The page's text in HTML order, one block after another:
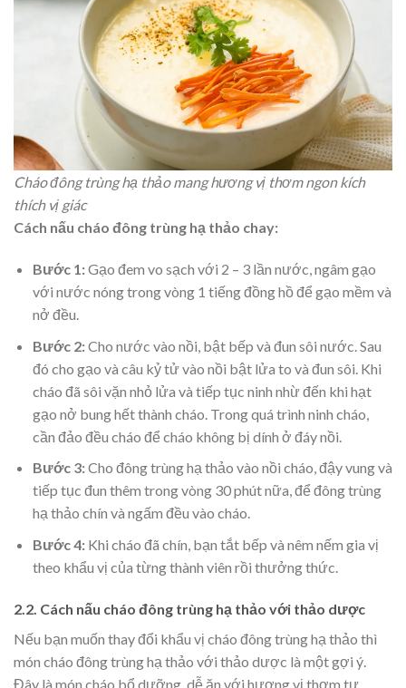
Cháo đông trùng hạ thảo mang hương vị thơm ngon kích
thích vị giác
Cách nấu cháo đông trùng hạ thảo chay:
Bước 1:Gạo đem vo sạch với 2 – 3 lần nước, ngâm gạo
với nước nóng trong vòng 1 tiếng đồng hồ để gạo mềm và
nở đều.
Bước 2:Cho nước vào nồi, bật bếp và đun sôi nước. Sau
đó cho gạo và câu kỷ tử vào nồi bật lửa to và đun sôi. Khi
cháo đã sôi vặn nhỏ lửa và tiếp tục ninh nhừ đến khi hạt
gạo nở bung hết thành cháo. Trong quá trình ninh cháo,
cần đảo đều cháo để cháo không bị dính ở đáy nồi.
Bước 3:Cho đông trùng hạ thảo vào nồi cháo, đậy vung và
tiếp tục đun thêm trong vòng 30 phút nữa, để đông trùng
hạ thảo chín và ngấm đều vào cháo.
Bước 4: Khi cháo đã chín, bạn tắt bếp và nêm nếm gia vị
theo khẩu vị của từng thành viên rồi thưởng thức.
2.2. Cách nấu cháo đông trùng hạ thảo với thảo dược
Nếu bạn muốn thay đổi khẩu vị cháo đông trùng hạ thảo thì
món cháo đông trùng hạ thảo với thảo dược là một gợi ý.
Đây là món cháo bổ dưỡng, dễ ăn với hương vị thơm tự